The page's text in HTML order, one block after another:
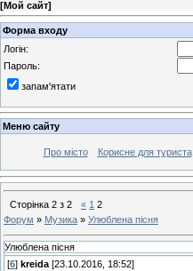
[Мой сайт]
Форма входу
Логін:
Пароль:
запам'ятати
Меню сайту
Про місто Корисне для туриста
Сторінка 2 з 2 « 1 2
Форум » Музика » Улюблена пісня
Улюблена пісня
[6] kreida [23.10.2016, 18:52]